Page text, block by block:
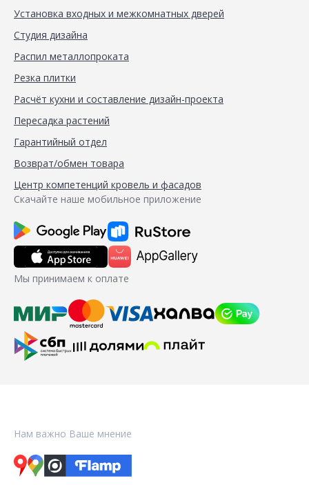
Установка входных и межкомнатных дверей
Студия дизайна
Распил металлопроката
Резка плитки
Расчёт кухни и составление дизайн-проекта
Пересадка растений
Гарантийный отдел
Возврат/обмен товара
Центр компетенций кровель и фасадов
Скачайте наше мобильное приложение
Мы принимаем к оплате
Нам важно Ваше мнение